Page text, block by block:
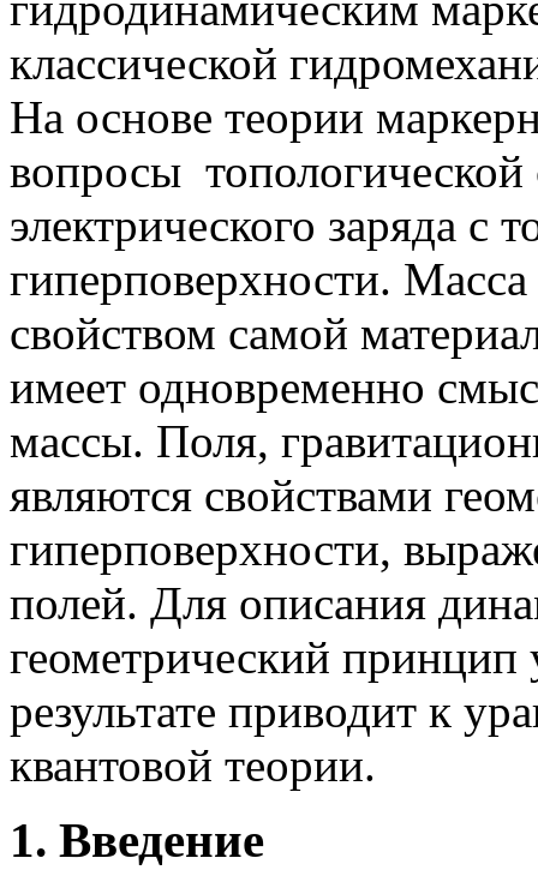
классической
На основе теории
вопросы топологической
электрического заряда с
гиперповерхности. Масса
свойством самой
имеет одновременно
массы. Поля,
являются свойствами
гиперповерхности,
полей. Для описания
геометрический принцип
результате приводит к
квантовой теории.
1. Введение